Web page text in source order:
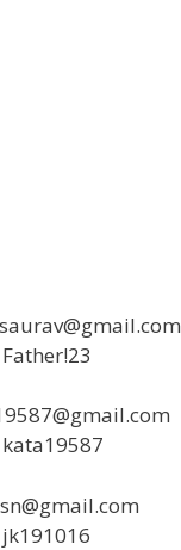
Father!23
kata19587
jk191016